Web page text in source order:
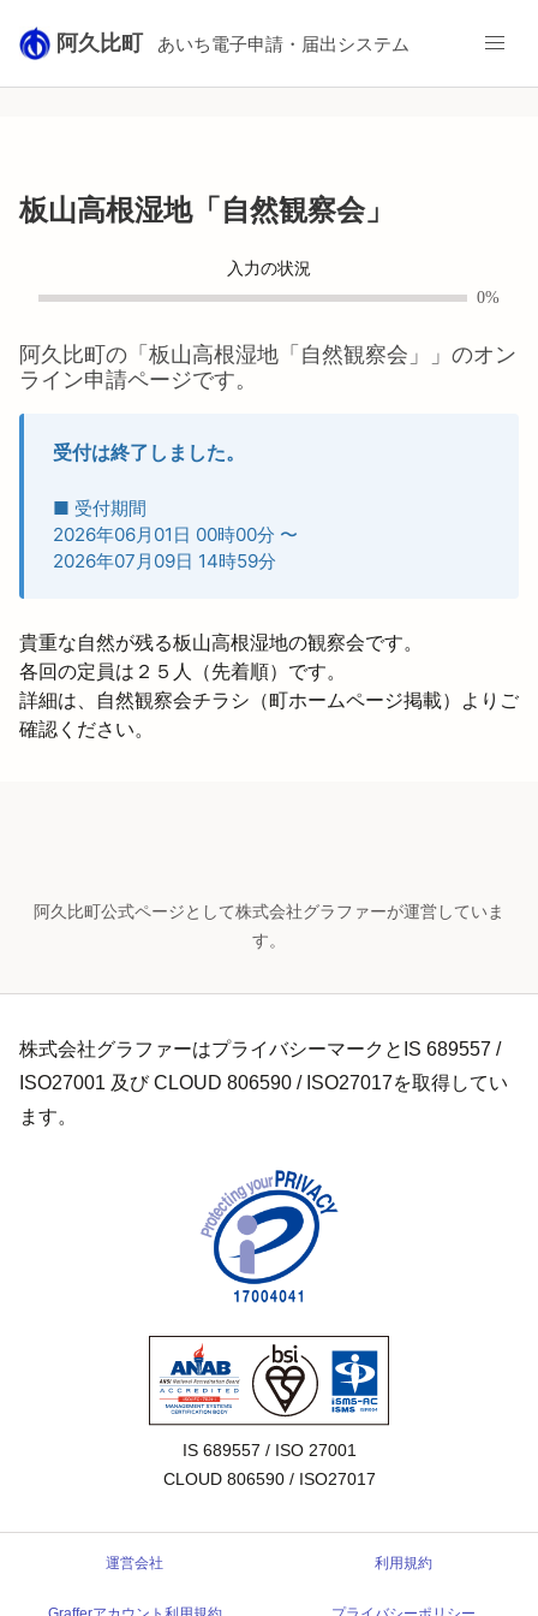
阿久比町 あいち電子申請・届出システム
板山高根湿地「自然観察会」
入力の状況
0%
阿久比町の「 板山高根湿地「自然観察会」
」のオン
ライン申請ページです。
受付は終了しました。
■ 受付期間
2026年06月01日 00時00分 〜
2026年07月09日 14時59分
貴重な自然が残る板山高根湿地の観察会です。
各回の定員は２５人（先着順）です。
詳細は、自然観察会チラシ（町ホームページ掲載）よりご
確認ください。
阿久比町公式ページとして株式会社グラファーが運営していま
す。
株式会社グラファーはプライバシーマークとIS 689557 /
ISO27001 及び CLOUD 806590 / ISO27017を取得してい
ます。
IS 689557 / ISO 27001
CLOUD 806590 / ISO27017
運営会社 利用規約